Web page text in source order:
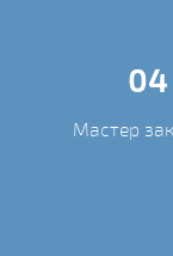
04
Мастер